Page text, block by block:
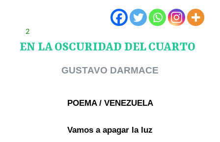
2
EN LA OSCURIDAD DEL CUARTO
GUSTAVO DARMACE
POEMA / VENEZUELA
Vamos a apagar la luz